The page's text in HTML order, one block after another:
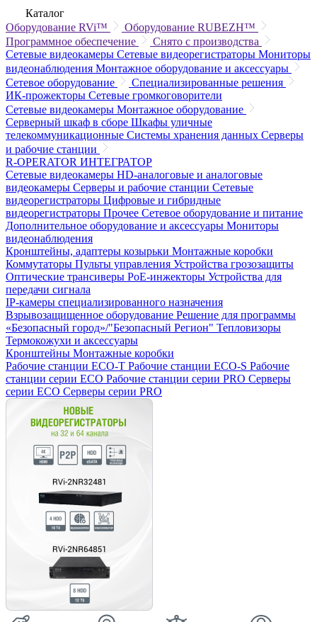
Каталог
Оборудование RVi™
Оборудование RUBEZH™
Программное обеспечение
Снято с производства
Сетевые видеокамеры Сетевые видеорегистраторы Мониторы
видеонаблюдения Монтажное оборудование и аксессуары
Сетевое оборудование
Специализированные решения
ИК-прожекторы Сетевые громкоговорители
Сетевые видеокамеры Монтажное оборудование
Серверный шкаф в сборе Шкафы уличные
телекоммуникационные Системы хранения данных Серверы
и рабочие станции
R-OPERATOR ИНТЕГРАТОР
Сетевые видеокамеры HD-аналоговые и аналоговые
видеокамеры Серверы и рабочие станции Сетевые
видеорегистраторы Цифровые и гибридные
видеорегистраторы Прочее Сетевое оборудование и питание
Дополнительное оборудование и аксессуары Мониторы
видеонаблюдения
Кронштейны, адаптеры козырьки Монтажные коробки
Коммутаторы Пульты управления Устройства грозозащиты
Оптические трансиверы PoE-инжекторы Устройства для
передачи сигнала
IP-камеры специализированного назначения
Взрывозащищенное оборудование Решение для программы
«Безопасный город»/"Безопасный Регион" Тепловизоры
Термокожухи и аксессуары
Кронштейны Монтажные коробки
Рабочие станции ECO-T Рабочие станции ECO-S Рабочие
станции серии ECO Рабочие станции серии PRO Серверы
серии ECO Серверы серии PRO